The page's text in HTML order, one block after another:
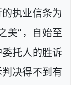
执业信条为
美”，自始至
托人的胜诉
决得不到有